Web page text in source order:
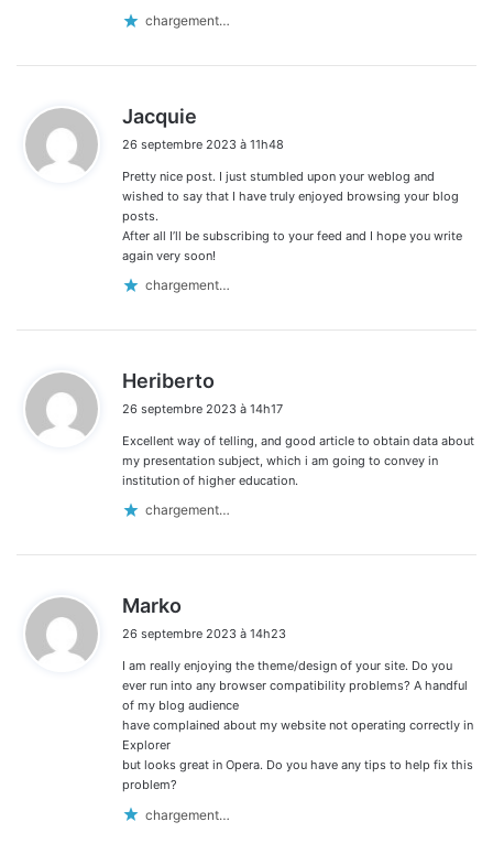
chargement…
Jacquie
t
:
26 septembre 2023 à 11h48
Pretty nice post. I just stumbled upon your weblog and
wished to say that I have truly enjoyed browsing your blog
posts.
After all I’ll be subscribing to your feed and I hope you write
again very soon!
chargement…
Heriberto
t
26 septembre 2023 à 14h17
Excellent way of telling, and good article to obtain data about
my presentation subject, which i am going to convey in
institution of higher education.
chargement…
Marko
t
:
26 septembre 2023 à 14h23
I am really enjoying the theme/design of your site. Do you
ever run into any browser compatibility problems? A handful
of my blog audience
have complained about my website not operating correctly in
Explorer
but looks great in Opera. Do you have any tips to help fix this
problem?
chargement…